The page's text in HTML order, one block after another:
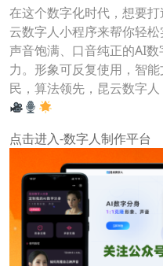
在这个数字化时代，想要
云数字人小程序来帮你轻
声音饱满、口音纯正的AI
力。形象可反复使用，智
民，算法领先，昆云数字
点击进入-数字人制作平台